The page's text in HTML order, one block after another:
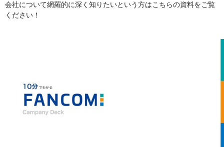
会社について網羅的に深く知りたいという方はこちらの資料をご覧
ください！